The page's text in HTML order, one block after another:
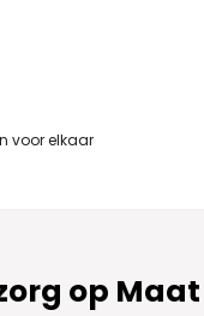
voor elkaar
op Maat